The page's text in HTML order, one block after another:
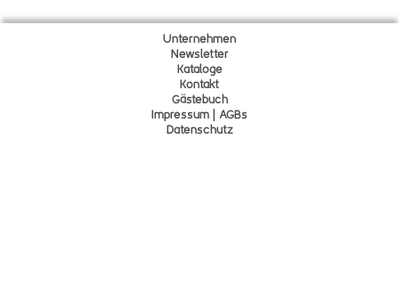
Unternehmen
Newsletter
Kataloge
Kontakt
Gästebuch
Impressum | AGBs
Datenschutz